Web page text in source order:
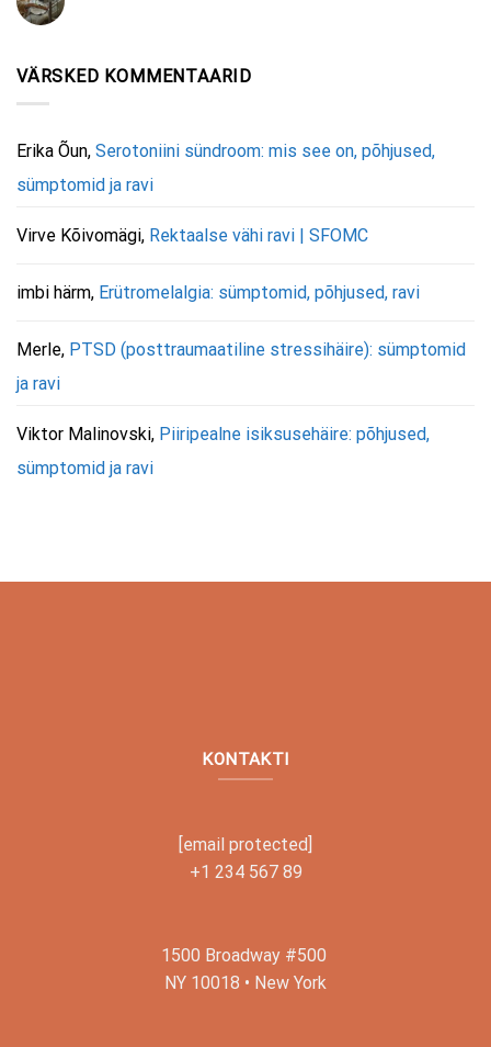
VÄRSKED KOMMENTAARID
Erika Õun, Serotoniini sündroom: mis see on, põhjused,
sümptomid ja ravi
Virve Kõivomägi, Rektaalse vähi ravi | SFOMC
imbi härm, Erütromelalgia: sümptomid, põhjused, ravi
Merle, PTSD (posttraumaatiline stressihäire): sümptomid
ja ravi
Viktor Malinovski, Piiripealne isiksusehäire: põhjused,
sümptomid ja ravi
KONTAKTI
[email protected]
+1 234 567 89
1500 Broadway #500
NY 10018 • New York